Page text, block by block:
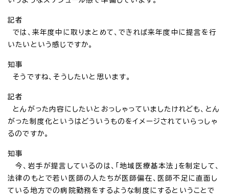
記者
では、来年度中に取りまとめて、できれば来年度中に提言を行
いたいという感じですか。
知事
そうですね、そうしたいと思います。
記者
とんがった内容にしたいとおっしゃっていましたけれども、とん
がった制度化というはどういうものをイメージされていらっしゃ
るのですか。
知事
今、岩手が提言しているのは、「地域医療基本法」を制定して、
法律のもとで若い医師の人たちが医師偏在、医師不足に直面し
ている地方での病院勤務をするような制度にするということで